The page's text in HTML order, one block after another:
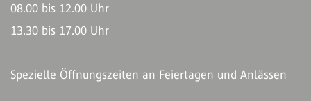
08.00 bis 12.00 Uhr
13.30 bis 17.00 Uhr
Spezielle Öffnungszeiten an Feiertagen und Anlässen